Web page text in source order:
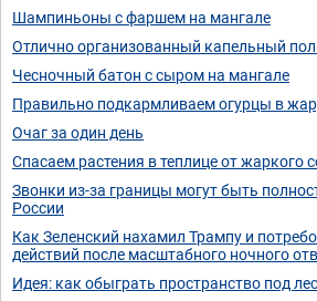
Шампиньоны с фаршем на мангале
Отлично организованный капельный
Чесночный батон с сыром на мангале
Правильно подкармливаем огурцы в
Очаг за один день
Спасаем растения в теплице от жаркого
Звонки из-за границы могут быть
России
Как Зеленский нахамил Трампу и
действий после масштабного ночного
Идея: как обыграть пространство под